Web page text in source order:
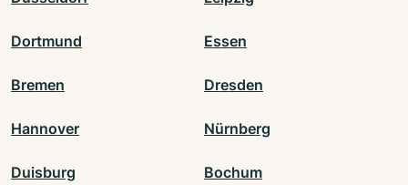
Dortmund Essen
Bremen Dresden
Hannover Nürnberg
Duisburg Bochum